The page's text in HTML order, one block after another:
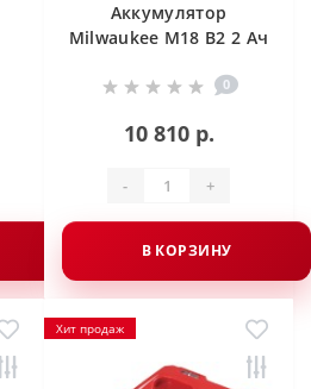
Аккумулятор
Milwaukee M18 B2 2 Ач
0
10 810 р.
- +
В КОРЗИНУ
Хит продаж